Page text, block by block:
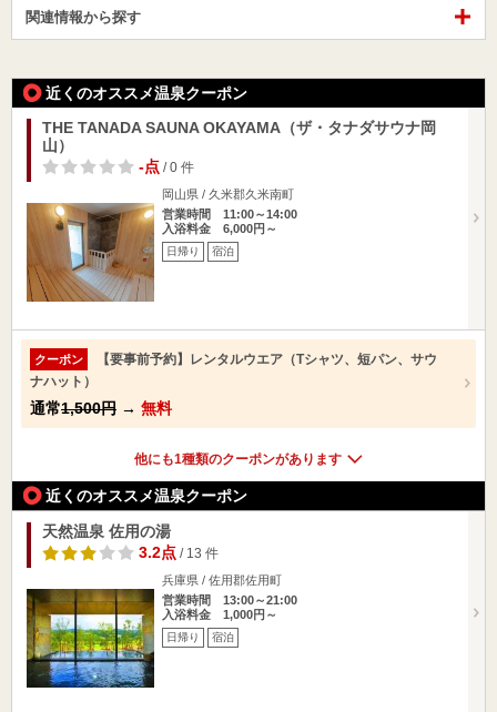
関連情報から探す
近くのオススメ温泉クーポン
THE TANADA SAUNA OKAYAMA（ザ・タナダサウナ岡
山）
-点/ 0 件
岡山県 / 久米郡久米南町
営業時間 11:00～14:00
入浴料金 6,000円～
日帰り 宿泊
クーポン
【要事前予約】レンタルウエア（Tシャツ、短パン、サウ
ナハット）
通常1,500円 → 無料
他にも1種類のクーポンがあります
近くのオススメ温泉クーポン
天然温泉 佐用の湯
3.2点/ 13 件
兵庫県 / 佐用郡佐用町
営業時間 13:00～21:00
入浴料金 1,000円～
日帰り 宿泊